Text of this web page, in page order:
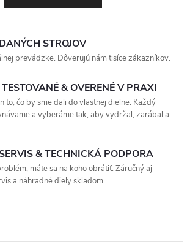
STROJOV
prevádzke. Dôverujú nám tisíce zákazníkov.
& OVERENÉ V PRAXI
to, čo by sme dali do vlastnej dielne. Každý
a vyberáme tak, aby vydržal, zarábal a
& TECHNICKÁ PODPORA
máte sa na koho obrátiť. Záručný aj
a náhradné diely skladom